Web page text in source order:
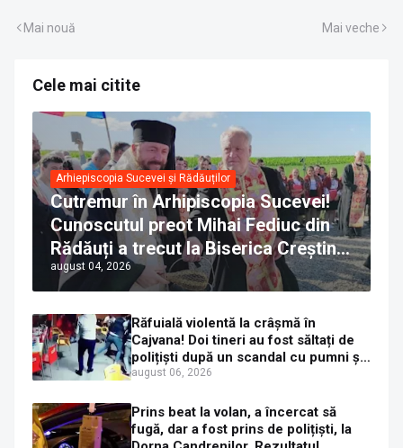
Mai nouă Mai veche
Cele mai citite
Arhiepiscopia Sucevei și Rădăuților
Cutremur în Arhipiscopia Sucevei!
Cunoscutul preot Mihai Fediuc din
Rădăuți a trecut la Biserica Creștină
Ortodoxă Valahă. ÎPS Calinic anunță
că îi pregătește judecata canonică
august 04, 2026
Răfuială violentă la crâșmă în
Cajvana! Doi tineri au fost săltați de
polițiști după un scandal cu pumni și
mașini distruse
august 06, 2026
Prins beat la volan, a încercat să
fugă, dar a fost prins de polițiști, la